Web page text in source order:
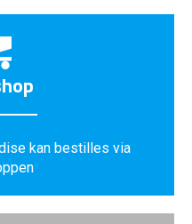
kan bestilles via